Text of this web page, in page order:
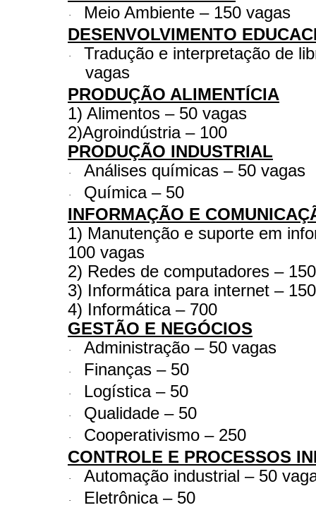
·
Meio Ambiente – 150 vagas
DESENVOLVIMENTO
·
Tradução e interpretação de
vagas
PRODUÇÃO ALIMENTÍCIA
1) Alimentos – 50 vagas
2)Agroindústria – 100
PRODUÇÃO INDUSTRIAL
· Análises químicas – 50 vagas
·
Química – 50
INFORMAÇÃO E
1) Manutenção e suporte em
100 vagas
2) Redes de computadores – 150
3) Informática para internet – 150
4) Informática – 700
GESTÃO E NEGÓCIOS
· Administração – 50 vagas
· Finanças – 50
· Logística – 50
· Qualidade – 50
·
Cooperativismo – 250
CONTROLE E PROCESSOS
· Automação industrial – 50
· Eletrônica – 50